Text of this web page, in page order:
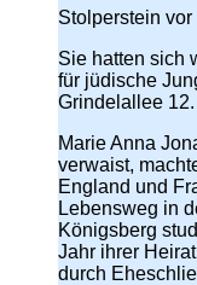
Stolperstein
Sie hatten sich
für jüdische
Grindelallee 12.
Marie Anna
verwaist,
England und
Lebensweg in
Königsberg
Jahr ihrer
durch